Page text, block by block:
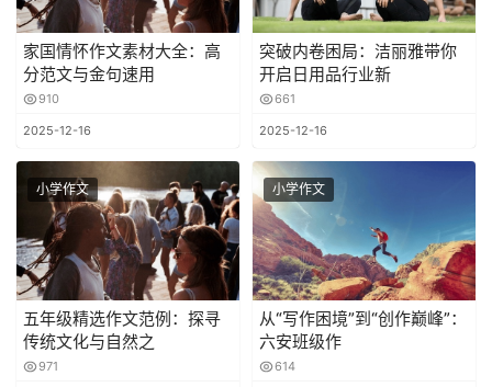
家国情怀作文素材大全：高
分范文与金句速用
910
2025-12-16
突破内卷困局：洁丽雅带你
开启日用品行业新
661
2025-12-16
小学作文
五年级精选作文范例：探寻
传统文化与自然之
971
小学作文
从“写作困境”到“创作巅峰”：
六安班级作
614